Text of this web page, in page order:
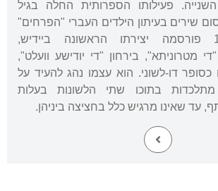
פעילותו הספרותית החלה בגיל
שירים בעיתון הילדים העברי "הפרחים"
(1909). ב-1914 פורסמה יצירתו הראשונה ביידיש,
מטרוניתא", בירחון "די יודישע וועלט",
כסופר דו-לשוני. הוא עצמו נהג להעיד על
בתוכו שתי הלשונות בעלות
עד שאינו מרגיש כלל בחציצה ביניהן.